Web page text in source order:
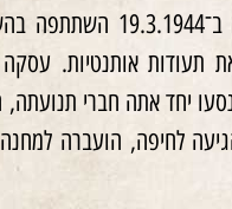
לאחר כניסת
תעודות אותנטיות.
לחיפה, הועברה